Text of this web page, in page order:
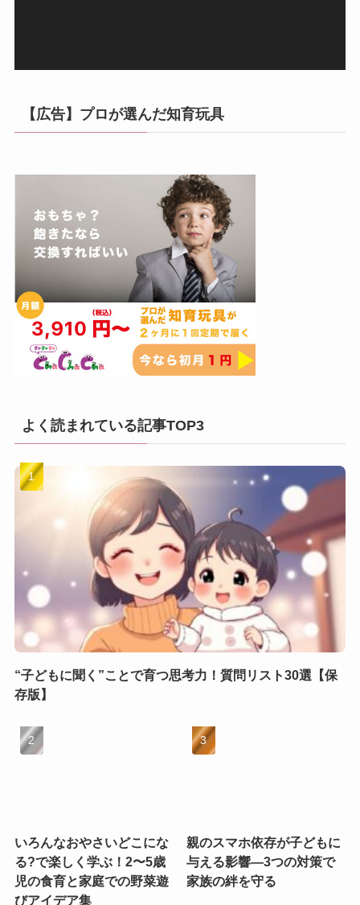
【広告】プロが選んだ知育玩具
よく読まれている記事TOP3
“子どもに聞く”ことで育つ思考力！質問リスト30選【保
存版】
いろんなおやさいどこにな
る?で楽しく学ぶ！2〜5歳
児の食育と家庭での野菜遊
びアイデア集
親のスマホ依存が子どもに
与える影響—3つの対策で
家族の絆を守る